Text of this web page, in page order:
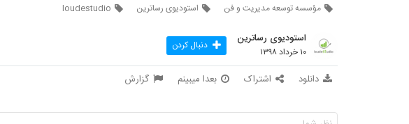
مؤسسه توسعه مدیریت و فن
استودیوی رساترین loudestudio
استودیوی رساترین
۱۰ خرداد ۱۳۹۸ دنبال کردن
دانلود اشتراک بعدا میبینم گزارش